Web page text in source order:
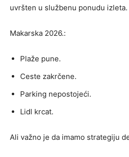
uvršten u službenu ponudu izleta.
Makarska 2026.:
Plaže pune.
Ceste zakrčene.
Parking nepostojeći.
Lidl krcat.
Ali važno je da imamo strategiju